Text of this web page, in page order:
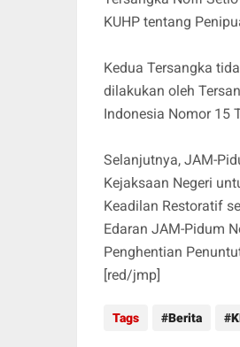
KUHP tentang
Kedua Tersangka
dilakukan oleh
Indonesia Nomor 15
Selanjutnya, JAM-
Kejaksaan Negeri
Keadilan Restoratif
Edaran JAM-Pidum
Penghentian
[red/jmp]
Tags Berita